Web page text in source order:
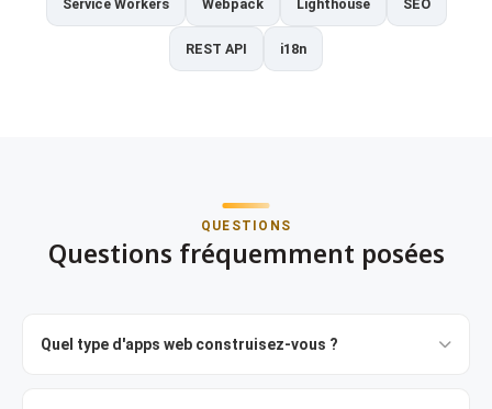
Service Workers Webpack Lighthouse SEO
REST API i18n
QUESTIONS
Questions fréquemment posées
Quel type d'apps web construisez-vous ?